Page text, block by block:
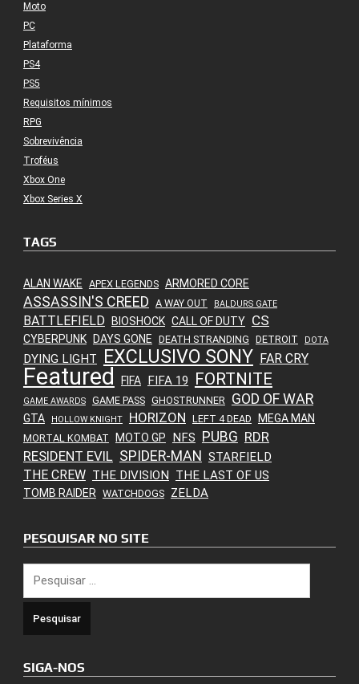
Moto
PC
Plataforma
PS4
PS5
Requisitos mínimos
RPG
Sobrevivência
Troféus
Xbox One
Xbox Series X
TAGS
ALAN WAKE APEX LEGENDS ARMORED CORE
ASSASSIN'S CREED A WAY OUT BALDURS GATE
BATTLEFIELD BIOSHOCK CALL OF DUTY CS
CYBERPUNK DAYS GONE DEATH STRANDING DETROIT DOTA
DYING LIGHT EXCLUSIVO SONY FAR CRY
Featured FIFA FIFA 19 FORTNITE
GAME AWARDS GAME PASS GHOSTRUNNER GOD OF WAR
GTA HOLLOW KNIGHT HORIZON LEFT 4 DEAD MEGA MAN
MORTAL KOMBAT MOTO GP NFS PUBG RDR
RESIDENT EVIL SPIDER-MAN STARFIELD
THE CREW THE DIVISION THE LAST OF US
TOMB RAIDER WATCHDOGS ZELDA
PESQUISAR NO SITE
por:
SIGA-NOS